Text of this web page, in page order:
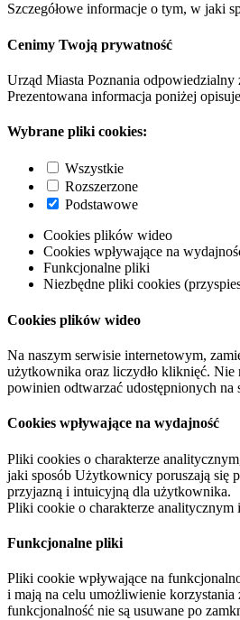
Szczegółowe informacje o tym, w jaki
Cenimy Twoją prywatność
Urząd Miasta Poznania
Prezentowana informacja poniżej
Wybrane pliki cookies:
Wszystkie
Rozszerzone
Podstawowe
Cookies plików wideo
Cookies wpływające na
Funkcjonalne pliki
Niezbędne pliki cookies
Cookies plików wideo
Na naszym serwisie internetowym,
użytkownika oraz liczydło kliknięć. Nie
powinien odtwarzać udostępnionych
Cookies wpływające na wydajność
Pliki cookies o charakterze
jaki sposób Użytkownicy poruszają się
przyjazną i intuicyjną dla użytkownika.
Pliki cookie o charakterze analitycznym
Funkcjonalne pliki
Pliki cookie wpływające na
i mają na celu umożliwienie
funkcjonalność nie są usuwane po